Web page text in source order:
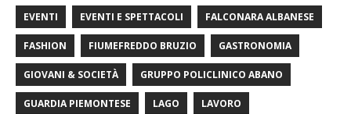
EVENTI EVENTI E SPETTACOLI FALCONARA ALBANESE
FASHION FIUMEFREDDO BRUZIO GASTRONOMIA
GIOVANI & SOCIETÀ GRUPPO POLICLINICO ABANO
GUARDIA PIEMONTESE LAGO LAVORO